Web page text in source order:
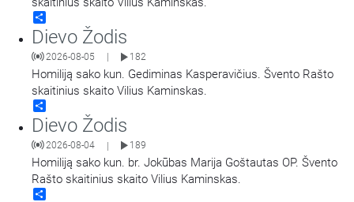
Dievo Žodis
2026-08-05 182
Homiliją sako kun. Gediminas Kasperavičius. Švento Rašto
skaitinius skaito Vilius Kaminskas.
Dievo Žodis
2026-08-04 | 189
Homiliją sako kun. br. Jokūbas Marija Goštautas OP. Švento
Rašto skaitinius skaito Vilius Kaminskas.